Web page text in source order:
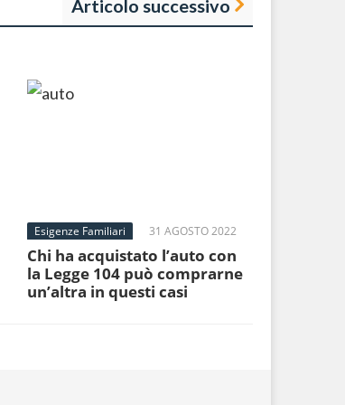
Articolo successivo
Esigenze Familiari 31 AGOSTO 2022
Chi ha acquistato l’auto con
la Legge 104 può comprarne
un’altra in questi casi